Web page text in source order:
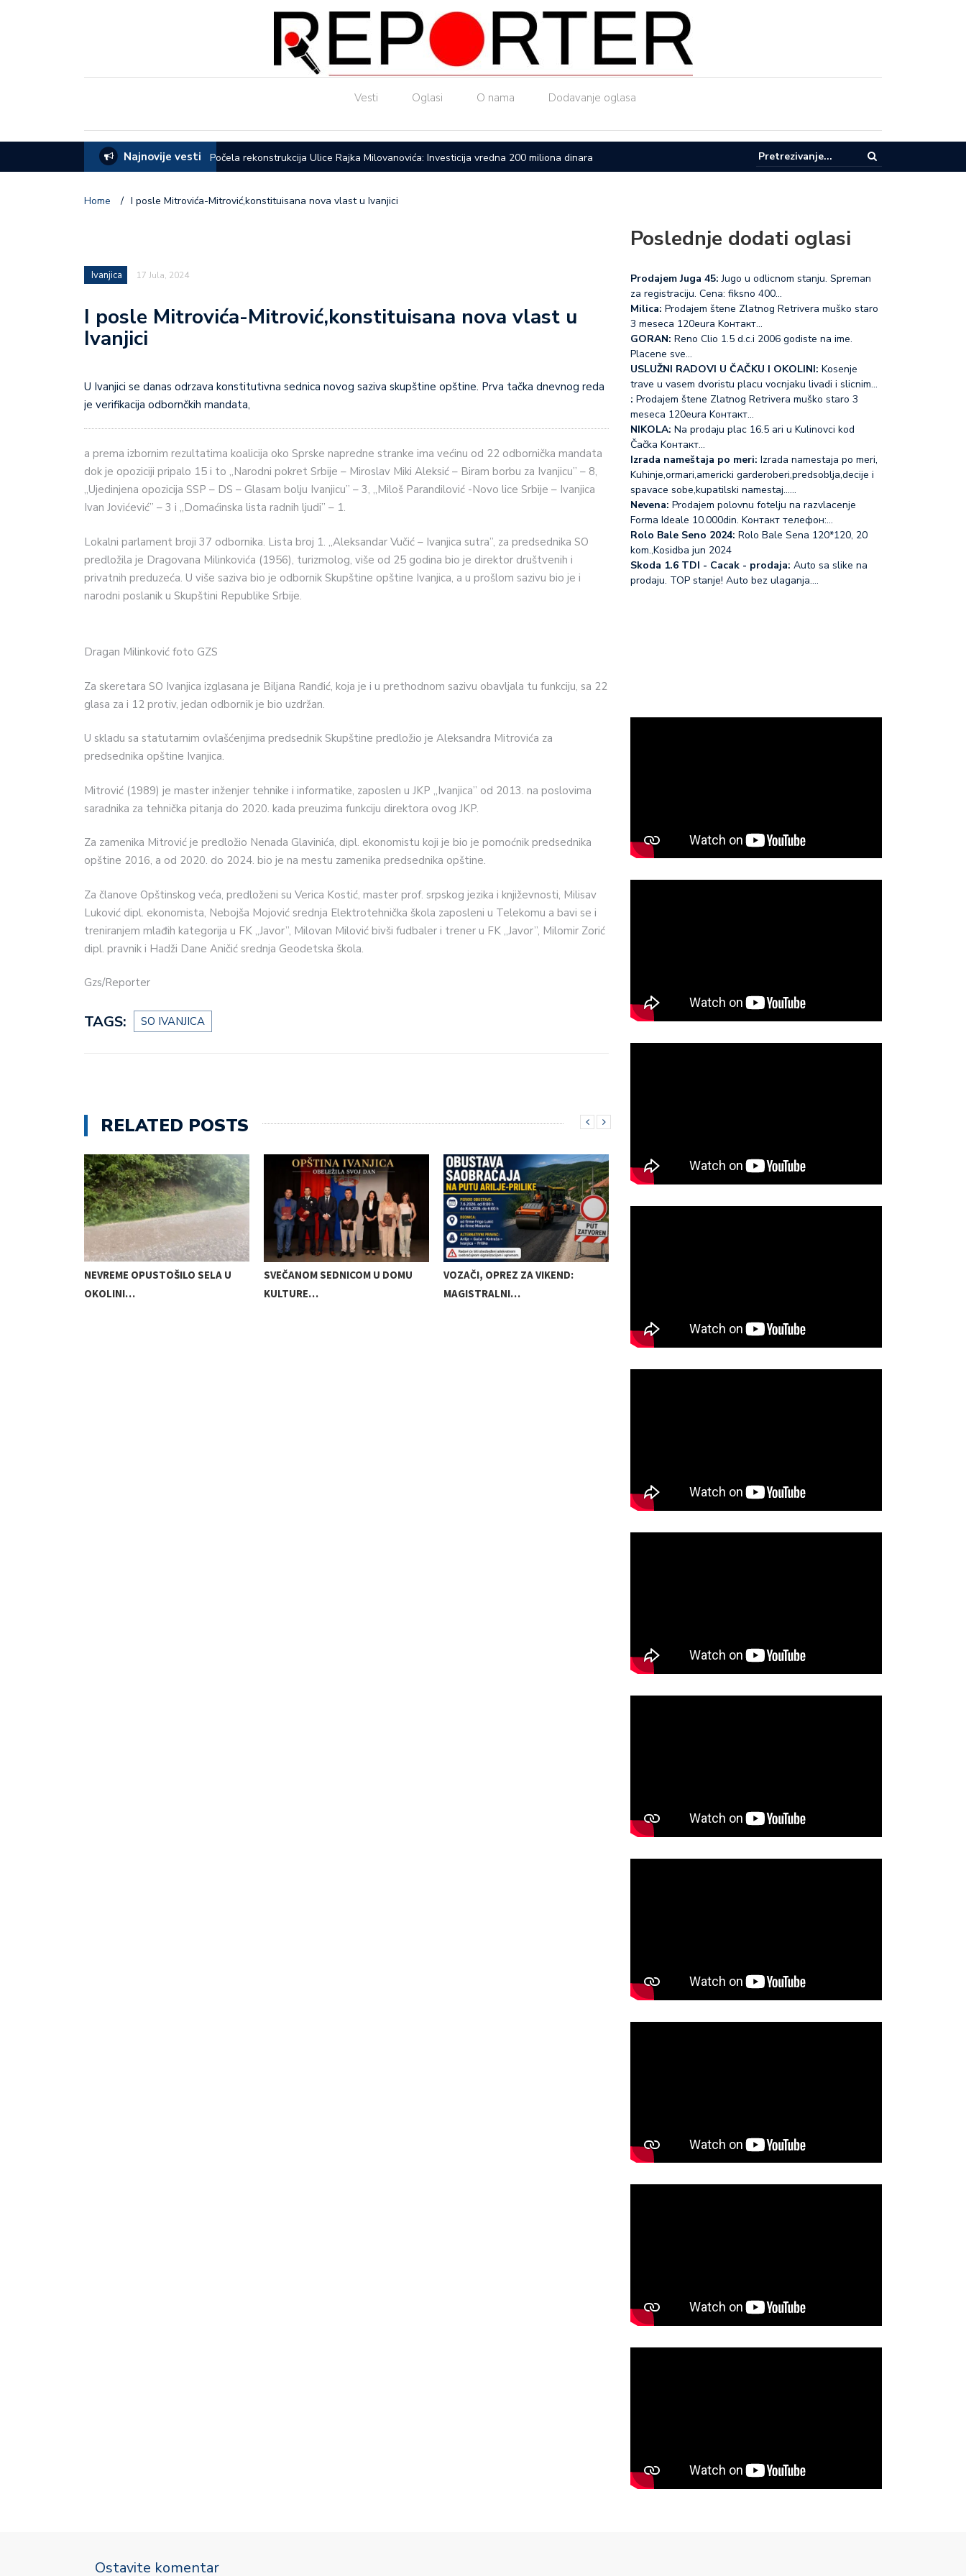
Vesti Oglasi O nama Dodavanje oglasa
Najnovije vesti Počela rekonstrukcija Ulice Rajka Milovanovića: Investicija vredna 200 miliona dinara Upućen apel za racionalnu potrošnju vode u Lučanima
Home / I posle Mitrovića-Mitrović,konstituisana nova vlast u Ivanjici
Ivanjica 17 Jula, 2024
I posle Mitrovića-Mitrović,konstituisana nova vlast u
Ivanjici
U Ivanjici se danas odrzava konstitutivna sednica novog saziva skupštine opštine. Prva tačka dnevnog reda
je verifikacija odbornčkih mandata,
a prema izbornim rezultatima koalicija oko Sprske napredne stranke ima većinu od 22 odbornička mandata
dok je opoziciji pripalo 15 i to „Narodni pokret Srbije – Miroslav Miki Aleksić – Biram borbu za Ivanjicu” – 8,
„Ujedinjena opozicija SSP – DS – Glasam bolju Ivanjicu” – 3, „Miloš Parandilović -Novo lice Srbije – Ivanjica
Ivan Jovićević” – 3 i „Domaćinska lista radnih ljudi” – 1.
Lokalni parlament broji 37 odbornika. Lista broj 1. „Aleksandar Vučić – Ivanjica sutra”, za predsednika SO
predložila je Dragovana Milinkovića (1956), turizmolog, više od 25 godina bio je direktor društvenih i
privatnih preduzeća. U više saziva bio je odbornik Skupštine opštine Ivanjica, a u prošlom sazivu bio je i
narodni poslanik u Skupštini Republike Srbije.
Dragan Milinković foto GZS
Za skeretara SO Ivanjica izglasana je Biljana Ranđić, koja je i u prethodnom sazivu obavljala tu funkciju, sa 22
glasa za i 12 protiv, jedan odbornik je bio uzdržan.
U skladu sa statutarnim ovlašćenjima predsednik Skupštine predložio je Aleksandra Mitrovića za
predsednika opštine Ivanjica.
Mitrović (1989) je master inženjer tehnike i informatike, zaposlen u JKP „Ivanjica” od 2013. na poslovima
saradnika za tehnička pitanja do 2020. kada preuzima funkciju direktora ovog JKP.
Za zamenika Mitrović je predložio Nenada Glavinića, dipl. ekonomistu koji je bio je pomoćnik predsednika
opštine 2016, a od 2020. do 2024. bio je na mestu zamenika predsednika opštine.
Za članove Opštinskog veća, predloženi su Verica Kostić, master prof. srpskog jezika i književnosti, Milisav
Luković dipl. ekonomista, Nebojša Mojović srednja Elektrotehnička škola zaposleni u Telekomu a bavi se i
treniranjem mlađih kategorija u FK „Javor”, Milovan Milović bivši fudbaler i trener u FK „Javor”, Milomir Zorić
dipl. pravnik i Hadži Dane Aničić srednja Geodetska škola.
Gzs/Reporter
TAGS: SO IVANJICA
RELATED POSTS
NEVREME OPUSTOŠILO SELA U
OKOLINI…
SVEČANOM SEDNICOM U DOMU
KULTURE…
VOZAČI, OPREZ ZA VIKEND:
MAGISTRALNI…
Poslednje dodati oglasi
Prodajem Juga 45: Jugo u odlicnom stanju. Spreman
za registraciju. Cena: fiksno 400…
Milica: Prodajem štene Zlatnog Retrivera muško staro
3 meseca 120eura Koнтакт…
GORAN: Reno Clio 1.5 d.c.i 2006 godiste na ime.
Placene sve…
USLUŽNI RADOVI U ČAČKU I OKOLINI: Kosenje
trave u vasem dvoristu placu vocnjaku livadi i slicnim…
: Prodajem štene Zlatnog Retrivera muško staro 3
meseca 120eura Koнтакт…
NIKOLA: Na prodaju plac 16.5 ari u Kulinovci kod
Čačka Koнтакт…
Izrada nameštaja po meri: Izrada namestaja po meri,
Kuhinje,ormari,americki garderoberi,predsoblja,decije i
spavace sobe,kupatilski namestaj...…
Nevena: Prodajem polovnu fotelju na razvlacenje
Forma Ideale 10.000din. Koнтакт телефон:…
Rolo Bale Seno 2024: Rolo Bale Sena 120*120, 20
kom.,Kosidba jun 2024
Skoda 1.6 TDI - Cacak - prodaja: Auto sa slike na
prodaju. TOP stanje! Auto bez ulaganja.…
Ostavite komentar